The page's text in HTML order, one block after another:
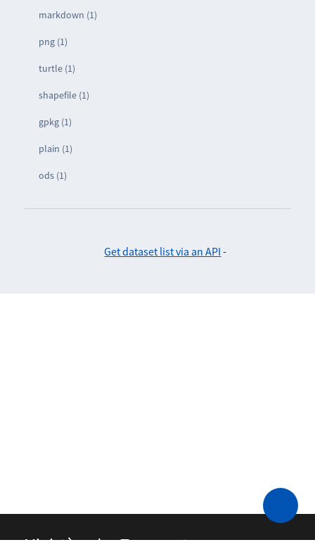
markdown (1)
png (1)
turtle (1)
shapefile (1)
gpkg (1)
plain (1)
ods (1)
Get dataset list via an API -